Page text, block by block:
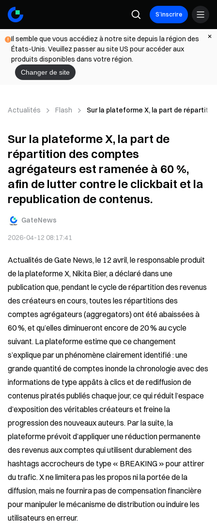
S’inscrire
Il semble que vous accédiez à notre site depuis la région des
États-Unis. Veuillez passer au site US pour accéder aux
produits disponibles dans votre région.
Changer de site
Actualités Flash Sur la plateforme X, la part de
Sur la plateforme X, la part de
répartition des comptes
agrégateurs est ramenée à 60 %,
afin de lutter contre le clickbait et la
republication de contenus.
GateNews
2026-04-12 08:17:41
Actualités de Gate News, le 12 avril, le responsable produit
de la plateforme X, Nikita Bier, a déclaré dans une
publication que, pendant le cycle de répartition des revenus
des créateurs en cours, toutes les répartitions des
comptes agrégateurs (aggregators) ont été abaissées à
60 %, et qu’elles diminueront encore de 20 % au cycle
suivant. La plateforme estime que ce changement
s’explique par un phénomène clairement identifié : une
grande quantité de comptes inonde la chronologie avec des
informations de type appâts à clics et de rediffusion de
contenus piratés publiés chaque jour, ce qui réduit l’espace
d’exposition des véritables créateurs et freine la
progression des nouveaux auteurs. Par la suite, la
plateforme prévoit d’appliquer une réduction permanente
des revenus aux comptes qui utilisent durablement des
hashtags accrocheurs de type « BREAKING » pour attirer
du trafic. X ne limitera pas les propos ni la portée de la
diffusion, mais ne fournira pas de compensation financière
pour manipuler le mécanisme de distribution ou induire les
utilisateurs en erreur.